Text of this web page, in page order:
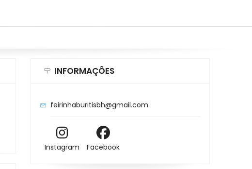
INFORMAÇÕES
feirinhaburitisbh@gmail.com
Instagram Facebook